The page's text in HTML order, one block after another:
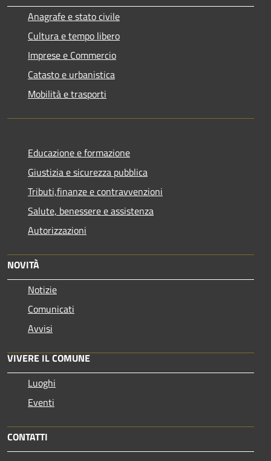
Anagrafe e stato civile
Cultura e tempo libero
Imprese e Commercio
Catasto e urbanistica
Mobilità e trasporti
Educazione e formazione
Giustizia e sicurezza pubblica
Tributi,finanze e contravvenzioni
Salute, benessere e assistenza
Autorizzazioni
NOVITÀ
Notizie
Comunicati
Avvisi
VIVERE IL COMUNE
Luoghi
Eventi
CONTATTI